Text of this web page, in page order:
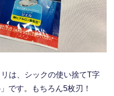
は、シックの使い捨てT字
です。もちろん5枚刃！